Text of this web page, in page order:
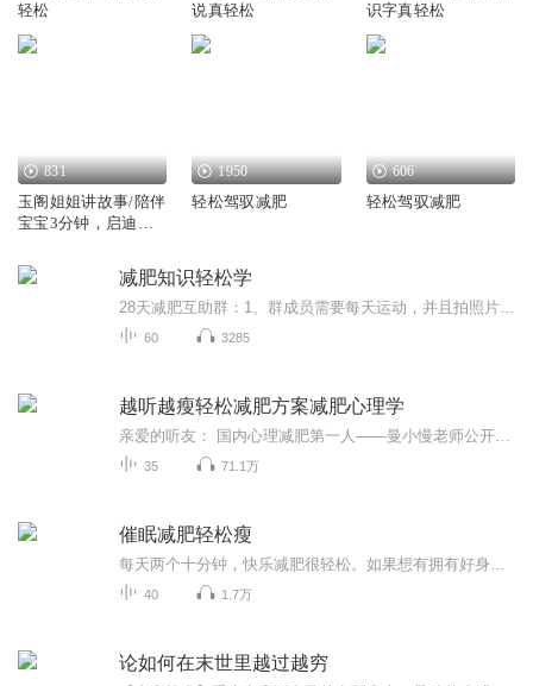
轻松
说真轻松
识字真轻松
831
玉阁姐姐讲故事/陪伴
宝宝3分钟，启迪心
1950
轻松驾驭减肥
606
轻松驾驭减肥
减肥知识轻松学
60 3285
越听越瘦轻松减肥方案减肥心理学
35 71.1万
催眠减肥轻松瘦
40 1.7万
论如何在末世里越过越穷